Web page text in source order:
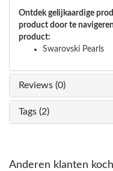
Ontdek gelijkaardige
product door te
product:
Swarovski Pearls
Reviews (0)
Tags (2)
Anderen klanten